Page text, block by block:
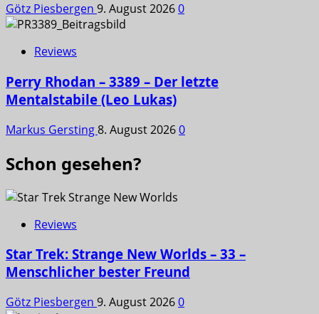
Götz Piesbergen 9. August 20260
Reviews
Perry Rhodan – 3389 – Der letzte
Mentalstabile (Leo Lukas)
Markus Gersting8. August 20260
Schon gesehen?
Reviews
Star Trek: Strange New Worlds – 33 –
Menschlicher bester Freund
Götz Piesbergen 9. August 20260